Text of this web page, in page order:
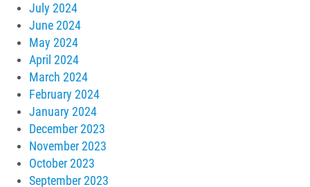
July 2024
June 2024
May 2024
April 2024
March 2024
February 2024
January 2024
December 2023
November 2023
October 2023
September 2023